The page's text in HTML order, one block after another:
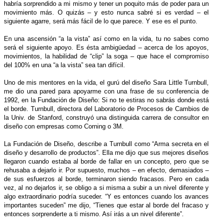
habría sorprendido a mi mismo y tener un poquito más de poder para un
movimiento más. O quizás – y esto nunca sabré si es verdad – el
siguiente agarre, será más fácil de lo que parece. Y ese es el punto.
En una ascensión “a la vista” así como en la vida, tu no sabes como
será el siguiente apoyo. Es ésta ambigüedad – acerca de los apoyos,
movimientos, la habilidad de “clip” la soga – que hace el compromiso
del 100% en una “a la vista” sea tan difícil.
Uno de mis mentores en la vida, el gurú del diseño Sara Little Turnbull,
me dio una pared para apoyarme con una frase de su conferencia de
1992, en la Fundación de Diseño: Si no te estiras no sabrás donde está
el borde. Turnbull, directora del Laboratorio de Procesos de Cambios de
la Univ. de Stanford, construyó una distinguida carrera de consultor en
diseño con empresas como Corning o 3M.
La Fundación de Diseño, describe a Turnbull como “Arma secreta en el
diseño y desarrollo de productos”. Ella me dijo que sus mejores diseños
llegaron cuando estaba al borde de fallar en un concepto, pero que se
rehusaba a dejarlo ir. Por supuesto, muchos – en efecto, demasiados –
de sus esfuerzos al borde, terminaron siendo fracasos. Pero en cada
vez, al no dejarlos ir, se obligo a si misma a subir a un nivel diferente y
algo extraordinario podría suceder. “Y es entonces cuando los avances
importantes suceden” me dijo, “Tienes que estar al borde del fracaso y
entonces sorprenderte a ti mismo. Así irás a un nivel diferente”.